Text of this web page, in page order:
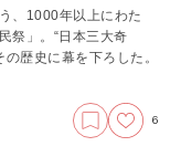
、1000年以上にわた
祭」。“日本三大奇
歴史に幕を下ろした。
6